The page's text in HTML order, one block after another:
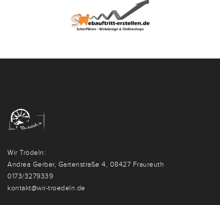
Wir Trödeln:
Andrea Gerber, Gartenstraße 4, 08427 Fraureuth
0173/3279339
kontakt@wir-troedeln.de